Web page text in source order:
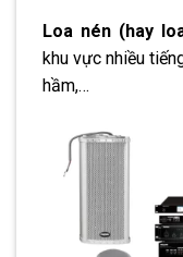
Loa nén (hay
khu vực nhiều
hầm,…